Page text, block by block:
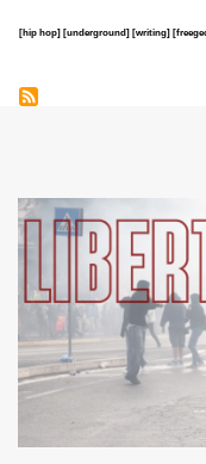
[hip hop] [underground] [writing]